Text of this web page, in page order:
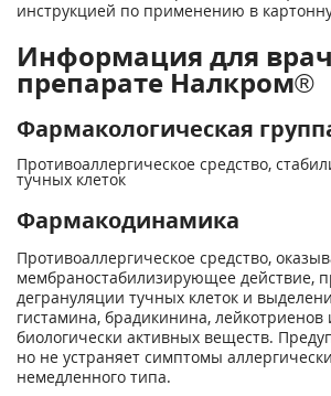
инструкцией по применению в
Информация для
препарате Налкром®
Фармакологическая
Противоаллергическое средство,
тучных клеток
Фармакодинамика
Противоаллергическое средство,
мембраностабилизирующее действие,
дегрануляции тучных клеток и
гистамина, брадикинина, лейкотриенов
биологически активных веществ.
но не устраняет симптомы
немедленного типа.